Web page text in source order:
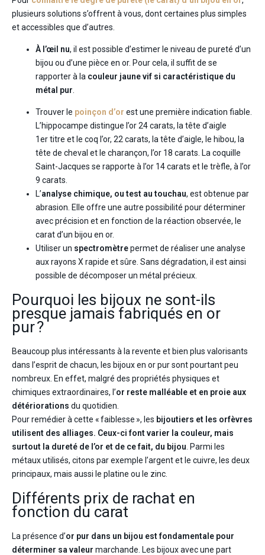
plusieurs solutions s’offrent à vous, dont certaines plus simples
et accessibles que d’autres.
À l’œil nu, il est possible d’estimer le niveau de pureté d’un
bijou ou d’une pièce en or. Pour cela, il suffit de se
rapporter à la couleur jaune vif si caractéristique du
métal pur
Trouver le poinçon d’or est une première indication fiable.
L’hippocampe distingue l’or 24 carats, la tête d’aigle
1er titre et le coq l’or, 22 carats, la tête d’aigle, le hibou, la
tête de cheval et le charançon, l’or 18 carats. La coquille
Saint-Jacques se rapporte à l’or 14 carats et le trèfle, à l’or
9 carats.
L’analyse chimique, ou test au touchau, est obtenue par
abrasion. Elle offre une autre possibilité pour déterminer
avec précision et en fonction de la réaction observée, le
carat d’un bijou en or.
Utiliser un spectromètrepermet de réaliser une analyse
aux rayons X rapide et sûre. Sans dégradation, il est ainsi
possible de décomposer un métal précieux.
Pourquoi les bijoux ne sont-ils
presque jamais fabriqués en or
pur ?
Beaucoup plus intéressants à la revente et bien plus valorisants
dans l’esprit de chacun, les bijoux en or pur sont pourtant peu
nombreux. En effet, malgré des propriétés physiques et
chimiques extraordinaires, l’or reste malléable et en proie aux
détériorations du quotidien.
Pour remédier à cette « faiblesse », les bijoutiers et les orfèvres
utilisent des alliages. Ceux-ci font varier la couleur, mais
surtout la dureté de l’or et de ce fait, du bijou . Parmi les
métaux utilisés, citons par exemple l’argent et le cuivre, les deux
principaux, mais aussi le platine ou le zinc.
Différents prix de rachat en
fonction du carat
La présence d’or pur dans un bijou est fondamentale pour
déterminer sa valeur marchande. Les bijoux avec une part